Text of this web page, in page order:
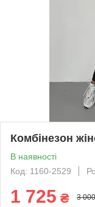
Комбінезон
В наявності
Код: 1160-2529
1 725 ₴ 3